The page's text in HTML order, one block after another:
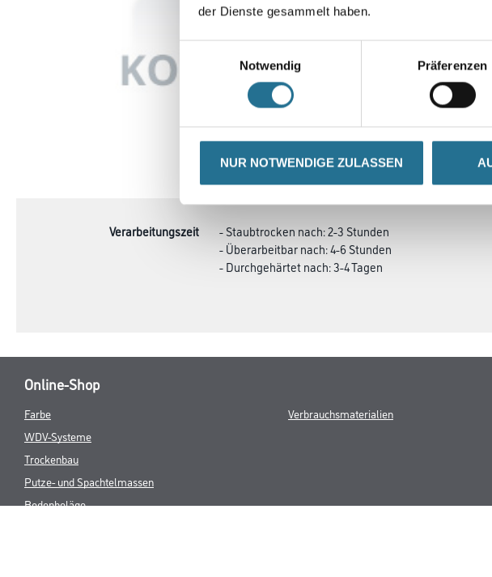
der Dienste gesammelt haben.
Notwendig
Präferenzen
NUR NOTWENDIGE ZULASSEN
CURRENT
PRODUKTEIGENSCHAFTEN
Verarbeitungszeit
- Staubtrocken nach: 2-3 Stunden
- Überarbeitbar nach: 4-6 Stunden
- Durchgehärtet nach: 3-4 Tagen
Online-Shop
Farbe
WDV-Systeme
Trockenbau
Putze- und Spachtelmassen
Bodenbeläge
Verbrauchsmaterialien